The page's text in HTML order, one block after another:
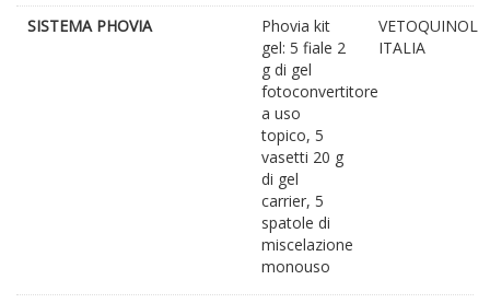
SISTEMA PHOVIA
Phovia kit
gel: 5 fiale 2
g di gel
fotoconvertitore
a uso
topico, 5
vasetti 20 g
di gel
carrier, 5
spatole di
miscelazione
monouso
VETOQUINOL
ITALIA